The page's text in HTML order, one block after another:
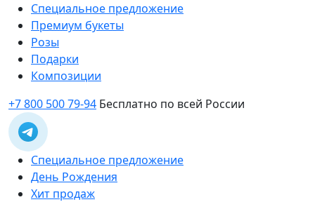
Специальное предложение
Премиум букеты
Розы
Подарки
Композиции
+7 800 500 79-94 Бесплатно по всей России
Специальное предложение
День Рождения
Хит продаж